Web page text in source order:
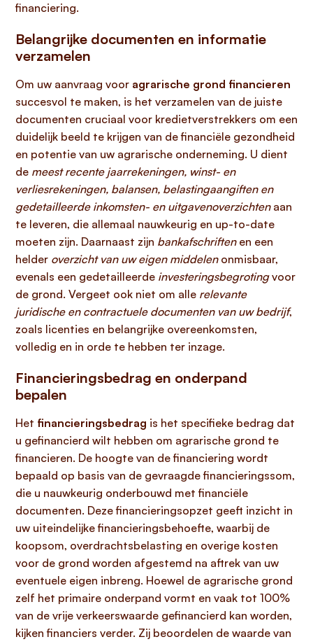
financiering.
Belangrijke documenten en informatie
verzamelen
Om uw aanvraag voor agrarische grond financieren
succesvol te maken, is het verzamelen van de juiste
documenten cruciaal voor kredietverstrekkers om een
duidelijk beeld te krijgen van de financiële gezondheid
en potentie van uw agrarische onderneming. U dient
de meest recente jaarrekeningen, winst- en
verliesrekeningen, balansen, belastingaangiften en
gedetailleerde inkomsten- en uitgavenoverzichtenaan
te leveren, die allemaal nauwkeurig en up-to-date
moeten zijn. Daarnaast zijn bankafschriftenen een
helder overzicht van uw eigen middelenonmisbaar,
evenals een gedetailleerde investeringsbegrotingvoor
de grond. Vergeet ook niet om alle relevante
juridische en contractuele documenten van uw bedrijf,
zoals licenties en belangrijke overeenkomsten,
volledig en in orde te hebben ter inzage.
Financieringsbedrag en onderpand
bepalen
Het financieringsbedrag is het specifieke bedrag dat
u gefinancierd wilt hebben om agrarische grond te
financieren. De hoogte van de financiering wordt
bepaald op basis van de gevraagde financieringssom,
die u nauwkeurig onderbouwd met financiële
documenten. Deze financieringsopzet geeft inzicht in
uw uiteindelijke financieringsbehoefte, waarbij de
koopsom, overdrachtsbelasting en overige kosten
voor de grond worden afgestemd na aftrek van uw
eventuele eigen inbreng. Hoewel de agrarische grond
zelf het primaire onderpand vormt en vaak tot 100%
van de vrije verkeerswaarde gefinancierd kan worden,
kijken financiers verder. Zij beoordelen de waarde van